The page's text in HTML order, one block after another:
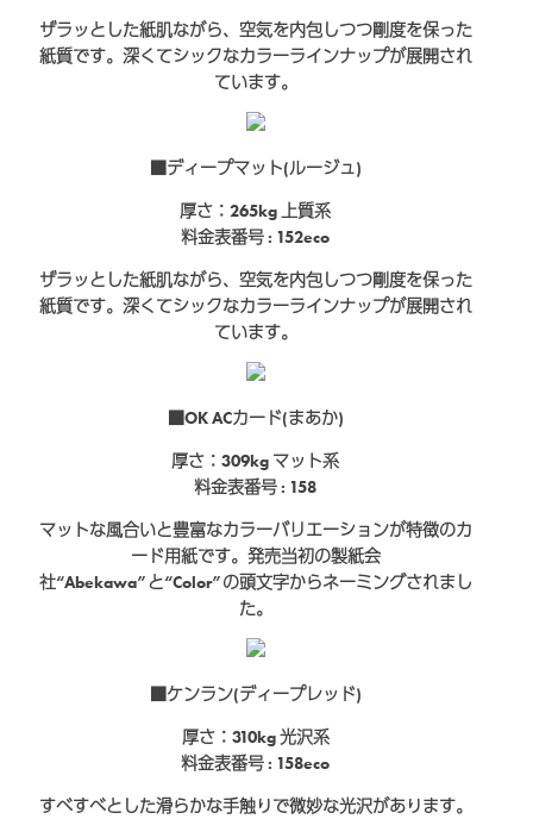
ザラッとした紙肌ながら、空気を内包しつつ剛度を保った
紙質です。深くてシックなカラーラインナップが展開され
ています。
■ディープマット(ルージュ)
厚さ：265kg 上質系
料金表番号 : 152eco
ザラッとした紙肌ながら、空気を内包しつつ剛度を保った
紙質です。深くてシックなカラーラインナップが展開され
ています。
■OK ACカード(まあか)
厚さ：309kg マット系
料金表番号 : 158
マットな風合いと豊富なカラーバリエーションが特徴のカ
ード用紙です。発売当初の製紙会
社“Abekawa”と“Color”の頭文字からネーミングされまし
た。
■ケンラン(ディープレッド)
厚さ：310kg光沢系
料金表番号 : 158eco
すべすべとした滑らかな手触りで微妙な光沢があります。